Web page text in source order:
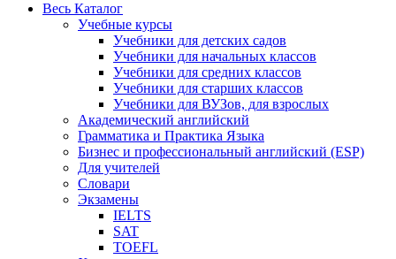
Весь Каталог
Учебные курсы
Учебники для детских садов
Учебники для начальных классов
Учебники для средних классов
Учебники для старших классов
Учебники для ВУЗов, для взрослых
Академический английский
Грамматика и Практика Языка
Бизнес и профессиональный английский (ESP)
Для учителей
Словари
Экзамены
IELTS
SAT
TOEFL